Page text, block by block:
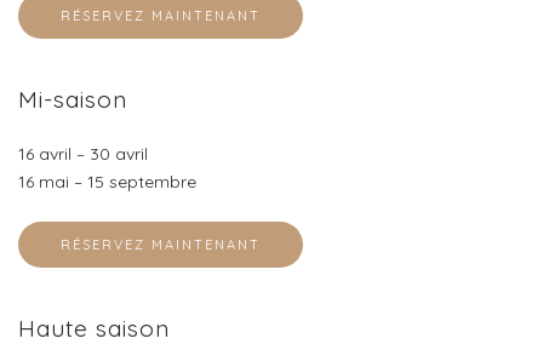
RÉSERVEZ MAINTENANT
Mi-saison
16 avril – 30 avril
16 mai – 15 septembre
RÉSERVEZ MAINTENANT
Haute saison